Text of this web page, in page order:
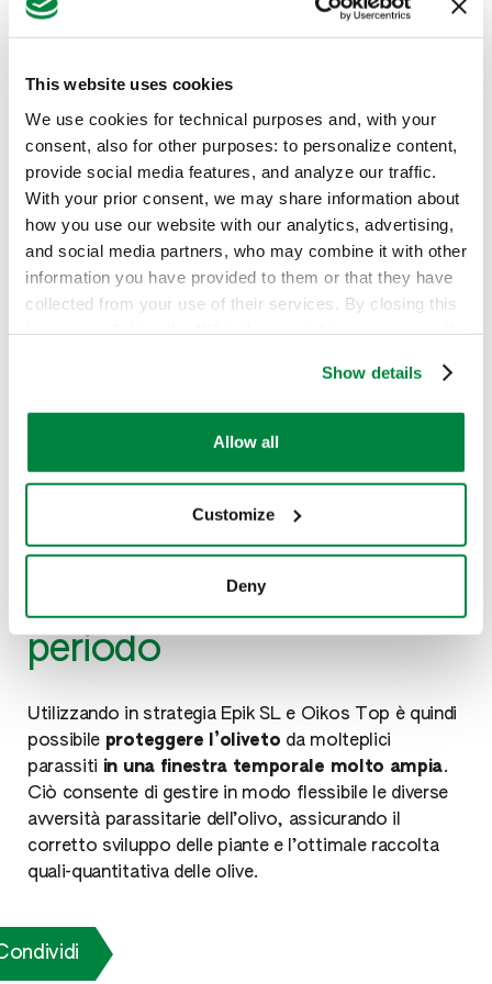
This website uses cookies
We use cookies for technical purposes and, with your
consent, also for other purposes: to personalize content,
provide social media features, and analyze our traffic.
With your prior consent, we may share information about
how you use our website with our analytics, advertising,
and social media partners, who may combine it with other
information you have provided to them or that they have
collected from your use of their services. By closing this
cookies or other strictly necessary tracking tools. For
more information, to manage your preferences, or to
exercise your rights under applicable privacy laws,
Show details
Allow all
Customize
Deny
Due insetticidi per
quattro parassiti
Epik SL è autorizzato su olivo per il controllo di
Bactrocera oleae
Philaenus spumarius
e
, parassiti presenti, ad eccezione
della Sputacchina, anche nell’etichetta di Oikos Top.
Entrambi i formulati sono quindi impiegabili per il
infestazioni che richiedano interventi specifici, a
proliferazioni larvali, oppure a fine estate in
occasione dei normali trattamenti effettuati contro
Protezione per un lungo
periodo
Utilizzando in strategia Epik SL e Oikos Top è quindi
possibile proteggere l’oliveto da molteplici
parassiti in una finestra temporale molto ampia.
Ciò consente di gestire in modo flessibile le diverse
avversità parassitarie dell’olivo, assicurando il
corretto sviluppo delle piante e l’ottimale raccolta
quali-quantitativa delle olive.